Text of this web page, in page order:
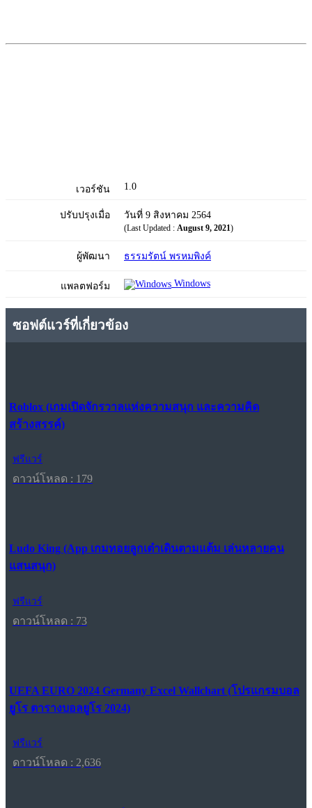
เวอร์ชัน 1.0
ปรับปรุงเมื่อ วันที่ 9 สิงหาคม 2564
(Last Updated : August 9, 2021)
ผู้พัฒนา ธรรมรัตน์ พรหมพิงค์
แพลตฟอร์ม Windows
ซอฟต์แวร์ที่เกี่ยวข้อง
Roblox (เกมเปิดจักรวาลแห่งความสนุก และความคิด
สร้างสรรค์)
ฟรีแวร์
ดาวน์โหลด : 179
Ludo King (App เกมทอยลูกเต๋าเดินตามแต้ม เล่นหลายคน
แสนสนุก)
ฟรีแวร์
ดาวน์โหลด : 73
UEFA EURO 2024 Germany Excel Wallchart (โปรแกรมบอล
ยูโร ตารางบอลยูโร 2024)
ฟรีแวร์
ดาวน์โหลด : 2,636